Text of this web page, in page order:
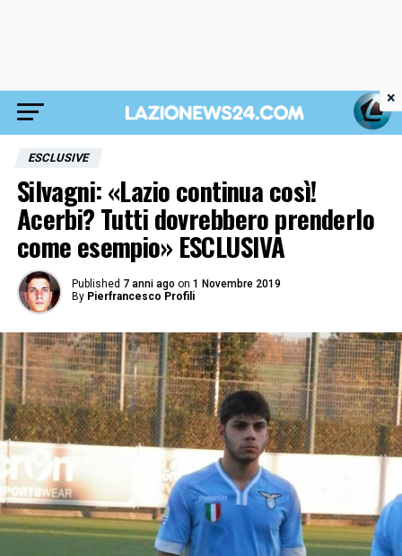
ESCLUSIVE
Silvagni: «Lazio continua così!
Acerbi? Tutti dovrebbero prenderlo
come esempio» ESCLUSIVA
Published 7 anni ago on 1 Novembre 2019
By Pierfrancesco Profili
×